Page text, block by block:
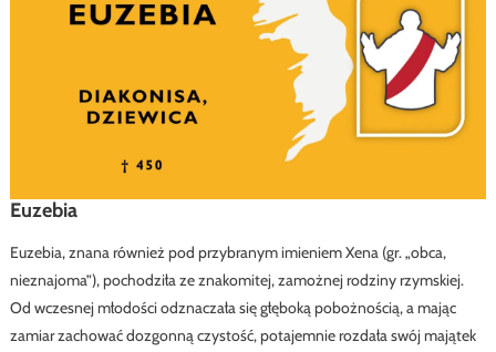
Euzebia
Euzebia, znana również pod przybranym imieniem Xena (gr. „obca,
nieznajoma”), pochodziła ze znakomitej, zamożnej rodziny rzymskiej.
Od wczesnej młodości odznaczała się głęboką pobożnością, a mając
zamiar zachować dozgonną czystość, potajemnie rozdała swój majątek